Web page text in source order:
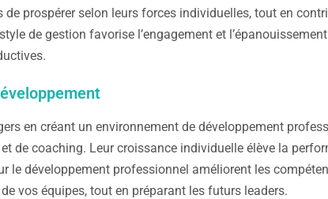
prospérer selon leurs forces individuelles, tout en
de gestion favorise l’engagement et
en créant un environnement de développement
de coaching. Leur croissance individuelle élève la
le développement professionnel améliorent les
vos équipes, tout en préparant les futurs leaders.